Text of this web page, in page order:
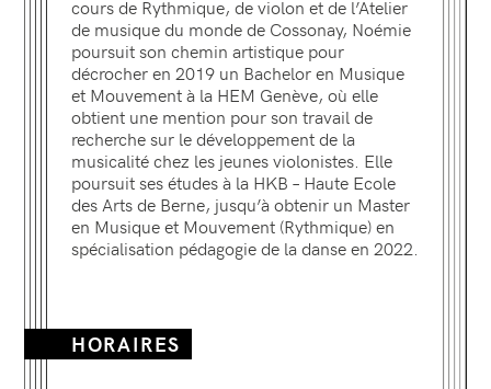
cours de Rythmique, de violon et de l’Atelier
de musique du monde de Cossonay, Noémie
poursuit son chemin artistique pour
décrocher en 2019 un Bachelor en Musique
et Mouvement à la HEM Genève, où elle
obtient une mention pour son travail de
recherche sur le développement de la
musicalité chez les jeunes violonistes. Elle
poursuit ses études à la HKB – Haute Ecole
des Arts de Berne, jusqu’à obtenir un Master
en Musique et Mouvement (Rythmique) en
spécialisation pédagogie de la danse en 2022.
HORAIRES